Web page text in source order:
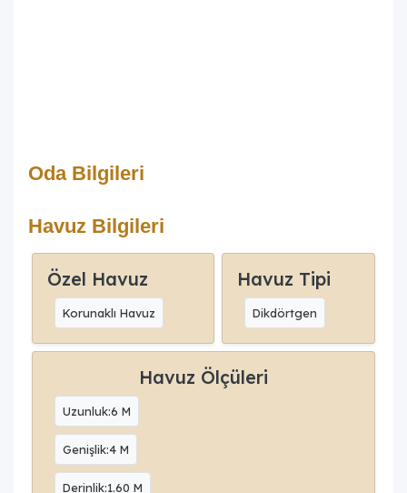
Oda Bilgileri
Havuz Bilgileri
Özel Havuz
Korunaklı Havuz
Havuz Tipi
Dikdörtgen
Havuz Ölçüleri
Uzunluk:6 M
Genişlik:4 M
Derinlik:1.60 M